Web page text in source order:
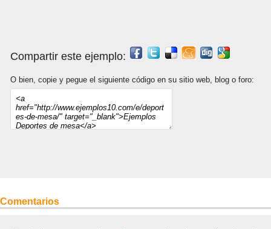
Compartir este ejemplo:
O bien, copie y pegue el siguiente código en su sitio web, blog o foro:
Comentarios